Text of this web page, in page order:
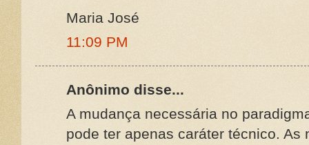
Maria José
11:09 PM
Anônimo disse...
A mudança necessária no
pode ter apenas caráter técnico. As